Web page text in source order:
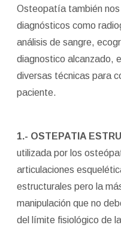
Osteopatía también
diagnósticos como
análisis de sangre,
diagnostico alcanzado,
diversas técnicas para
paciente.
1.- OSTEPATIA
utilizada por los
articulaciones
estructurales pero la
manipulación que no
del límite fisiológico de